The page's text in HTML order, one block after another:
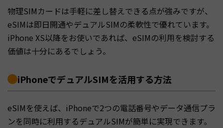
物理SIMカードは手軽に差し替えできる点が強みですが、
eSIMは即日開通やデュアルSIMの柔軟性で優れています。
iPhone XS以降をお使いであれば、eSIMの利用を検討する
価値は十分にあるでしょう。
iPhoneでデュアルSIMを活用する方法
eSIMを使えば、iPhoneで2つの電話番号やデータ通信プラ
ンを同時に利用するデュアルSIMが簡単に実現できます。